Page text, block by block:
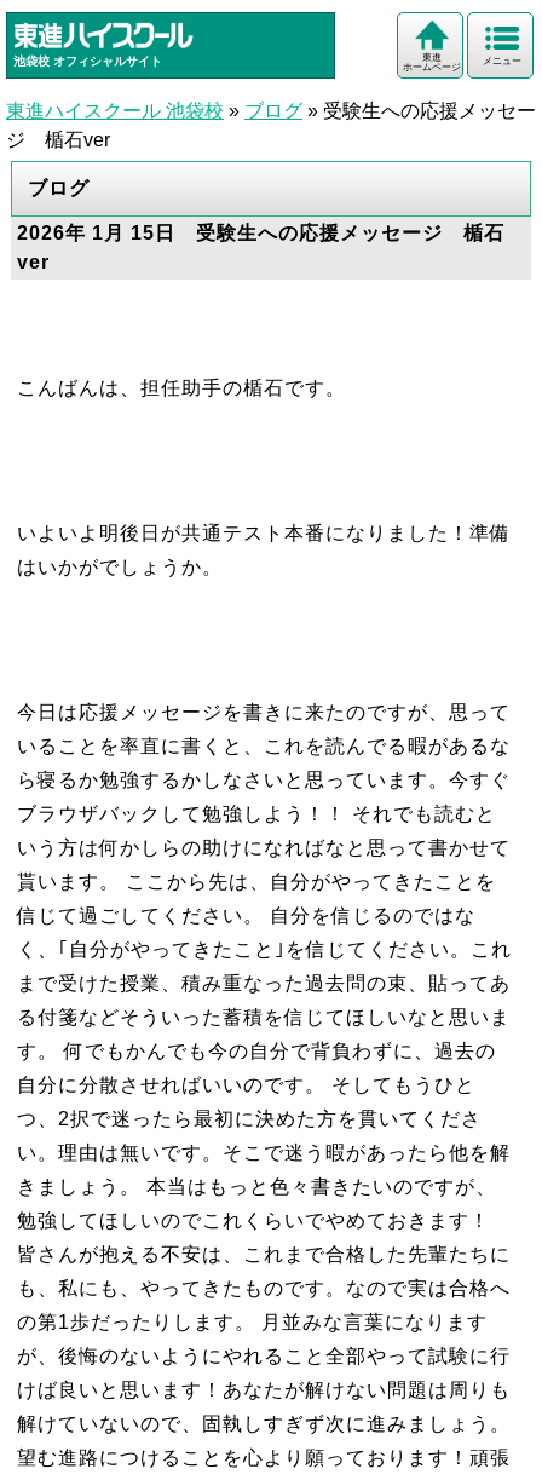
池袋校 オフィシャルサイト メニュー
東進
ホームページ
東進ハイスクール 池袋校 » ブログ » 受験生への応援メッセー
ジ 楯石ver
ブログ
2026年 1月 15日 受験生への応援メッセージ 楯石
ver
こんばんは、担任助手の楯石です。
いよいよ明後日が共通テスト本番になりました！準備
はいかがでしょうか。
今日は応援メッセージを書きに来たのですが、思って
いることを率直に書くと、これを読んでる暇があるな
ら寝るか勉強するかしなさいと思っています。今すぐ
ブラウザバックして勉強しよう！！ それでも読むと
いう方は何かしらの助けになればなと思って書かせて
貰います。 ここから先は、自分がやってきたことを
信じて過ごしてください。 自分を信じるのではな
く、｢自分がやってきたこと｣を信じてください。これ
まで受けた授業、積み重なった過去問の束、貼ってあ
る付箋などそういった蓄積を信じてほしいなと思いま
す。 何でもかんでも今の自分で背負わずに、過去の
自分に分散させればいいのです。 そしてもうひと
つ、2択で迷ったら最初に決めた方を貫いてくださ
い。理由は無いです。そこで迷う暇があったら他を解
きましょう。 本当はもっと色々書きたいのですが、
勉強してほしいのでこれくらいでやめておきます！
皆さんが抱える不安は、これまで合格した先輩たちに
も、私にも、やってきたものです。なので実は合格へ
の第1歩だったりします。 月並みな言葉になります
が、後悔のないようにやれること全部やって試験に行
けば良いと思います！あなたが解けない問題は周りも
解けていないので、固執しすぎず次に進みましょう。
望む進路につけることを心より願っております！頑張